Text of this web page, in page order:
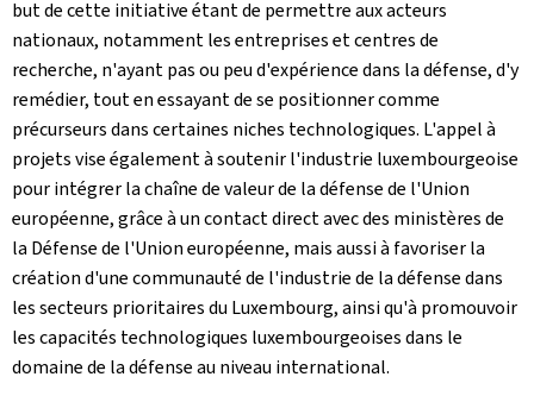
but de cette initiative étant de permettre aux acteurs
nationaux, notamment les entreprises et centres de
recherche, n'ayant pas ou peu d'expérience dans la défense, d'y
remédier, tout en essayant de se positionner comme
précurseurs dans certaines niches technologiques. L'appel à
projets vise également à soutenir l'industrie luxembourgeoise
pour intégrer la chaîne de valeur de la défense de l'Union
européenne, grâce à un contact direct avec des ministères de
la Défense de l'Union européenne, mais aussi à favoriser la
création d'une communauté de l'industrie de la défense dans
les secteurs prioritaires du Luxembourg, ainsi qu'à promouvoir
les capacités technologiques luxembourgeoises dans le
domaine de la défense au niveau international.